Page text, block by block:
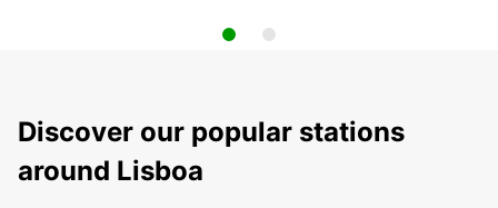
Discover our popular stations
around Lisboa